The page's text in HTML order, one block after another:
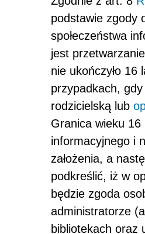
podstawie zgody
społeczeństwa
jest
nie ukończyło 16
przypadkach, gdy
rodzicielską lub
Granica wieku 16
informacyjnego i
założenia, a
podkreślić, iż w
będzie zgoda
administratorze
bibliotekach oraz